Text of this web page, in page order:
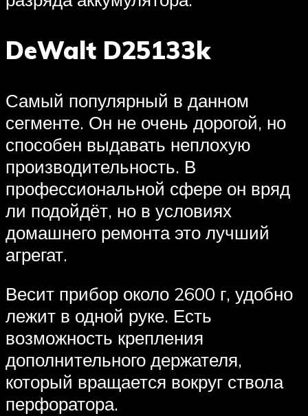
DeWalt D25133k
Самый популярный в данном
сегменте. Он не очень дорогой, но
способен выдавать неплохую
производительность. В
профессиональной сфере он вряд
ли подойдёт, но в условиях
домашнего ремонта это лучший
агрегат.
Весит прибор около 2600 г, удобно
лежит в одной руке. Есть
возможность крепления
дополнительного держателя,
который вращается вокруг ствола
перфоратора.